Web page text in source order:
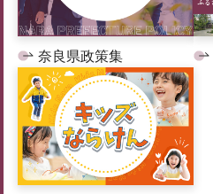
奈良県政策集